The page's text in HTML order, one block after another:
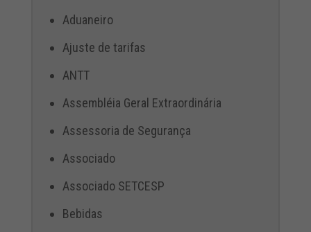
Aduaneiro
Ajuste de tarifas
ANTT
Assembléia Geral Extraordinária
Assessoria de Segurança
Associado
Associado SETCESP
Bebidas